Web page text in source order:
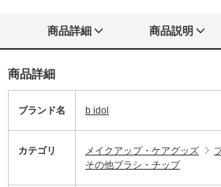
商品詳細 商品説明
商品詳細
ブランド名 b idol
カテゴリ メイクアップ・ケアグッズ
その他ブラシ・チップ